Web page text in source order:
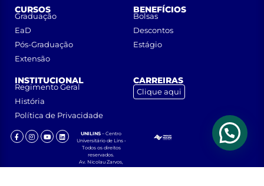
CURSOS
Graduação
EaD
Pós-Graduação
Extensão
BENEFÍCIOS
Bolsas
Descontos
Estágio
INSTITUCIONAL
Regimento Geral
História
Política de Privacidade
CARREIRAS
Clique aqui
UNILINS – Centro
Universitário de Lins •
Todos os direitos
reservados.
Av. Nicolau Zarvos,
1925 – Jardim